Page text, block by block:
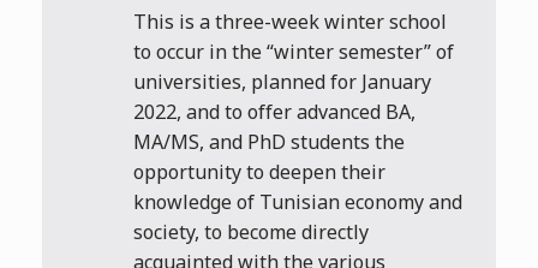
This is a three-week winter school
to occur in the “winter semester” of
universities, planned for January
2022, and to offer advanced BA,
MA/MS, and PhD students the
opportunity to deepen their
knowledge of Tunisian economy and
society, to become directly